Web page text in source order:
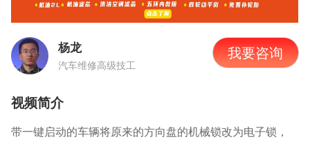
杨龙
汽车维修高级技工
我要咨询
视频简介
带一键启动的车辆将原来的方向盘的机械锁改为电子锁，